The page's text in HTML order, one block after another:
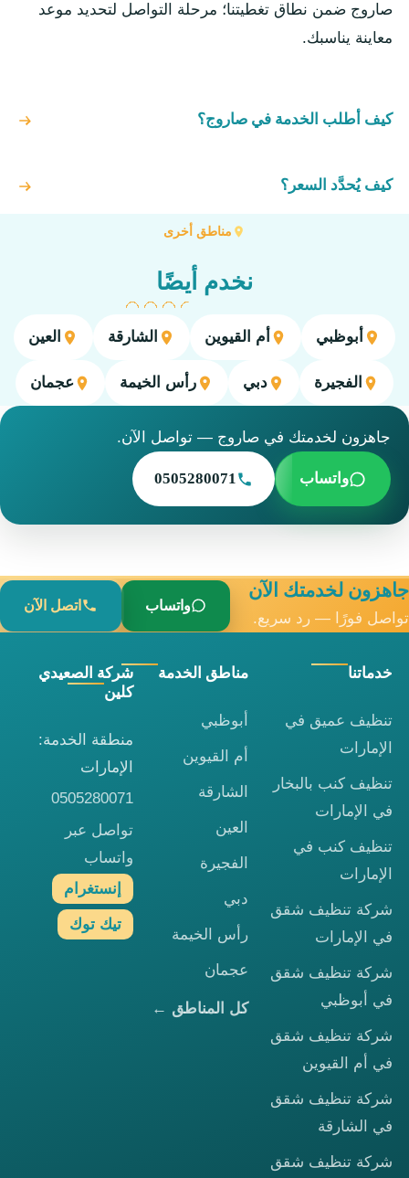
صاروج ضمن نطاق تغطيتنا؛ مرحلة التواصل لتحديد موعد
معاينة يناسبك.
كيف أطلب الخدمة في صاروج؟
كيف يُحدَّد السعر؟
مناطق أخرى
نخدم أيضًا
أبوظبي أم القيوين الشارقة العين
الفجيرة دبي رأس الخيمة عجمان
جاهزون لخدمتك في صاروج — تواصل الآن.
واتساب 0505280071
جاهزون لخدمتك الآن
تواصل فورًا — رد سريع.
واتساب اتصل الآن
خدماتنا
تنظيف عميق في
الإمارات
تنظيف كنب بالبخار
في الإمارات
تنظيف كنب في
الإمارات
شركة تنظيف شقق
في الإمارات
شركة تنظيف شقق
في أبوظبي
شركة تنظيف شقق
في أم القيوين
شركة تنظيف شقق
في الشارقة
شركة تنظيف شقق
مناطق الخدمة
أبوظبي
أم القيوين
الشارقة
العين
الفجيرة
دبي
رأس الخيمة
عجمان
كل المناطق ←
شركة الصعيدي
كلين
منطقة الخدمة:
الإمارات
0505280071
تواصل عبر
واتساب
إنستغرام
تيك توك